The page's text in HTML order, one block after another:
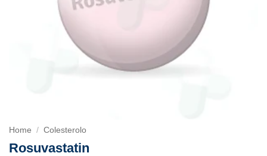
Home / Colesterolo
Rosuvastatin